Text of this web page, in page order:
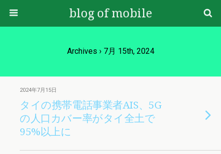
blog of mobile
Archives › 7月 15th, 2024
2024年7月15日
タイの携帯電話事業者AIS、5G
の人口カバー率がタイ全土で
95%以上に